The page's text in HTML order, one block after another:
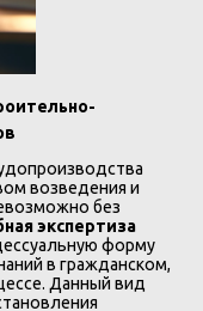
возведения и
без
экспертиза
форму
в гражданском,
Данный вид